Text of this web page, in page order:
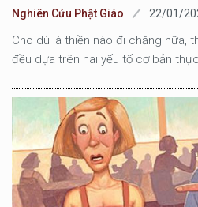
Nghiên Cứu Phật Giáo 22/01/
Cho dù là thiền nào đi chăng nữa,
đều dựa trên hai yếu tố cơ bản